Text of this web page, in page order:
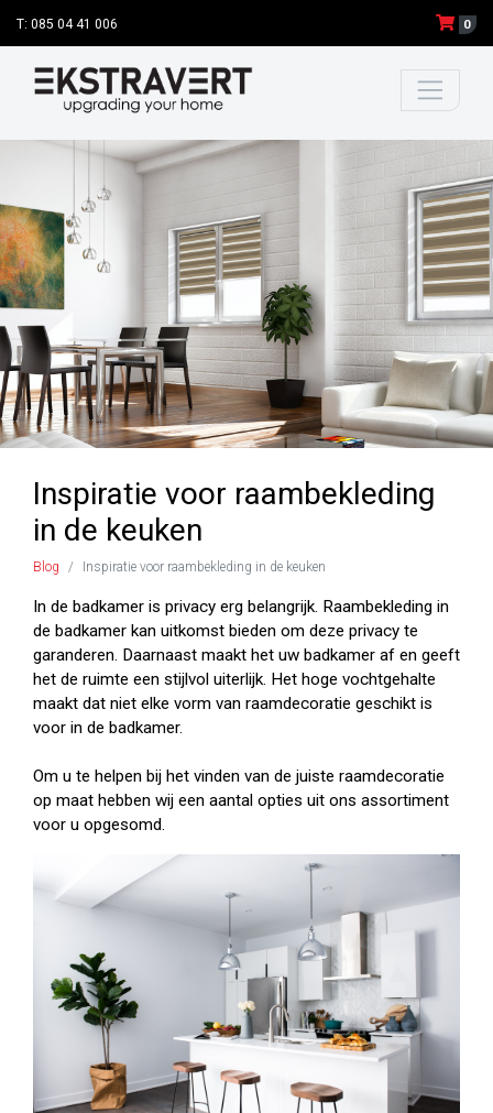
T: 085 04 41 006 0
Inspiratie voor raambekleding
in de keuken
Blog Inspiratie voor raambekleding in de keuken
In de badkamer is privacy erg belangrijk. Raambekleding in
de badkamer kan uitkomst bieden om deze privacy te
garanderen. Daarnaast maakt het uw badkamer af en geeft
het de ruimte een stijlvol uiterlijk. Het hoge vochtgehalte
maakt dat niet elke vorm van raamdecoratie geschikt is
voor in de badkamer.
Om u te helpen bij het vinden van de juiste raamdecoratie
op maat hebben wij een aantal opties uit ons assortiment
voor u opgesomd.